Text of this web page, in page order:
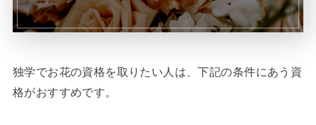
独学でお花の資格を取りたい人は、下記の条件にあう資
格がおすすめです。